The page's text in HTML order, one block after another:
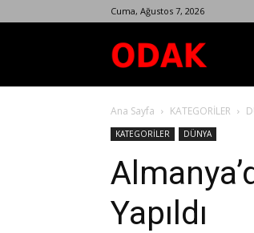
Cuma, Ağustos 7, 2026
Dergisi
Ana Sayfa KATEGORİLER
KATEGORİLER DÜNYA
Yapıldı